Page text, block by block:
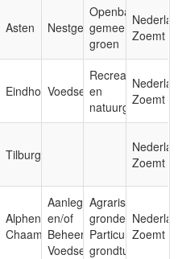
Asten Nestgelegenheid
Openbaar,
gemeentelijk
groen
Zoemt
EindhovenVoedsel
Recreatie-
en
natuurgebieden
Zoemt
Tilburg
Zoemt
Alphen-
Chaam
Aanleg
en/of
Beheer;
Voedsel
Agrarische
gronden;
Particuliere
grondtuinen
Zoemt